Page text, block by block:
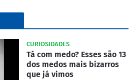
CURIOSIDADES
Tá com medo? Esses são 13
dos medos mais bizarros
que já vimos